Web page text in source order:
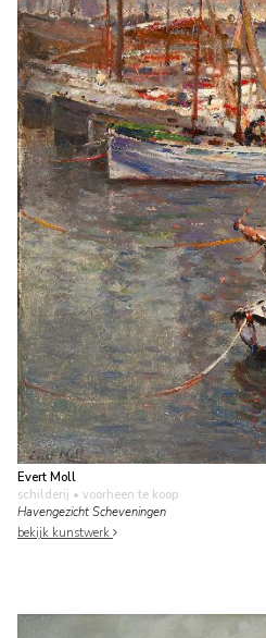
Evert Moll
schilderij • voorheen te koop
Havengezicht Scheveningen
bekijk kunstwerk